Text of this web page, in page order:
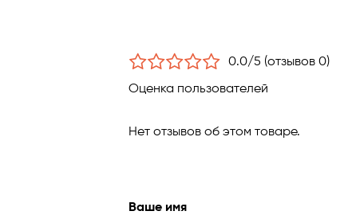
0.0/5 (отзывов 0)
Оценка пользователей
Нет отзывов об этом товаре.
Ваше имя